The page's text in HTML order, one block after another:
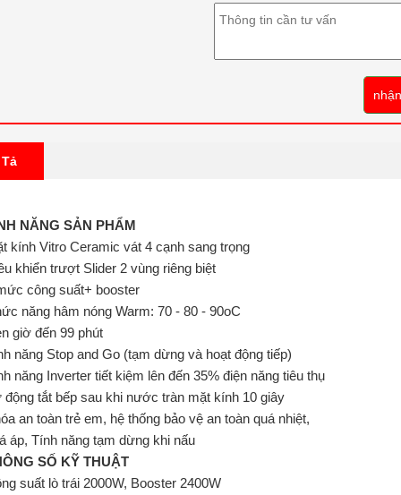
NĂNG SẢN PHẨM
kính Vitro Ceramic vát 4 cạnh sang trọng
khiển trượt Slider 2 vùng riêng biệt
công suất+ booster
năng hâm nóng Warm: 70 - 80 - 90oC
giờ đến 99 phút
năng Stop and Go (tạm dừng và hoạt động tiếp)
năng Inverter tiết kiệm lên đến 35% điện năng tiêu thụ
động tắt bếp sau khi nước tràn mặt kính 10 giây
an toàn trẻ em, hệ thống bảo vệ an toàn quá nhiệt,
áp, Tính năng tạm dừng khi nấu
SỐ KỸ THUẬT
suất lò trái 2000W, Booster 2400W